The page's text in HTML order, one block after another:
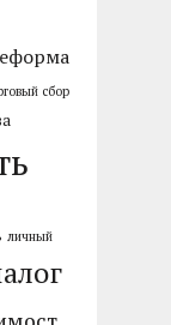
сбор
личный